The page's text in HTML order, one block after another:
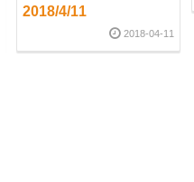
2018/4/11
2018-04-11